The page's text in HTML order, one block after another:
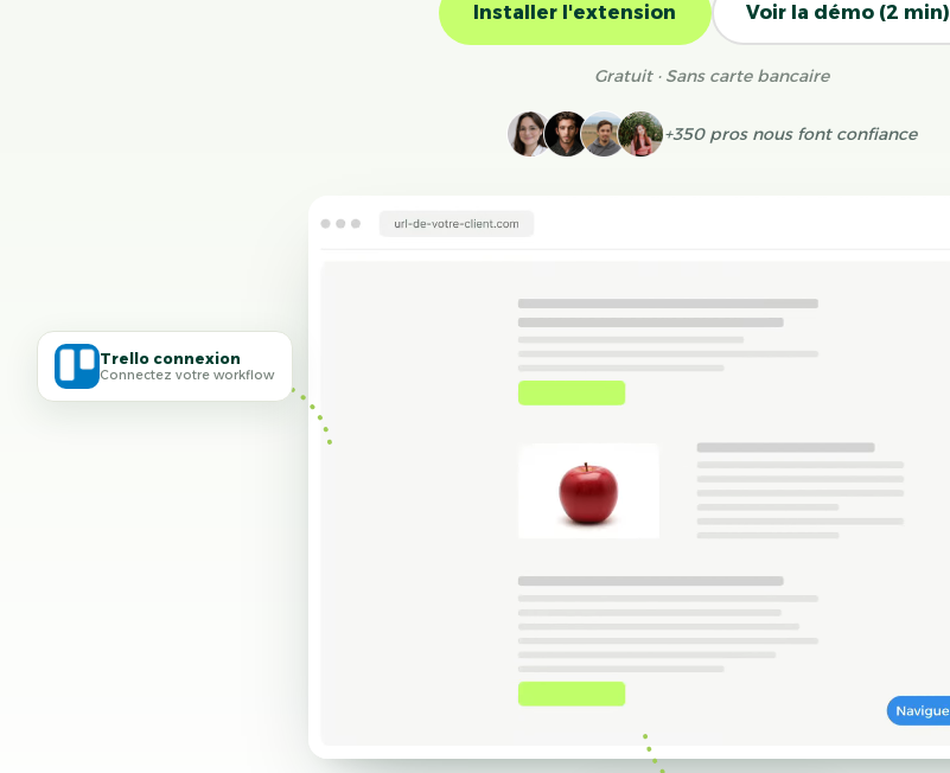
Installer l'extension Voir la démo (2 min)
Gratuit · Sans carte bancaire
+350 pros nous font confiance
Trello connexion
Connectez votre workflow